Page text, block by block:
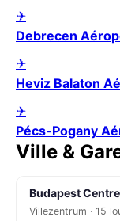
✈
Debrecen
✈
Heviz Balaton
✈
Pécs-Pogany
Ville &
Budapest Centre
Villezentrum · 15